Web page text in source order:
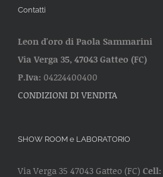
Contatti
Leon d'oro di Paola Sammarini
Via Verga 35, 47043 Gatteo (FC)
P.Iva: 04224400400
CONDIZIONI DI VENDITA
SHOW ROOM e LABORATORIO
Via Verga 35 47043 Gatteo (FC) Cell: